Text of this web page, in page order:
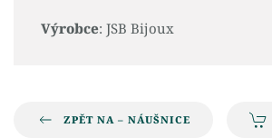
Výrobce: JSB Bijoux
ZPĚT NA – NÁUŠNICE